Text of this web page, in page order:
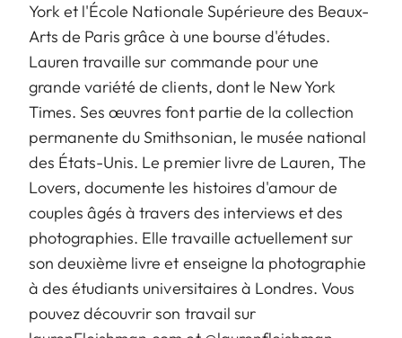
York et l'École Nationale Supérieure des Beaux-
Arts de Paris grâce à une bourse d'études.
Lauren travaille sur commande pour une
grande variété de clients, dont le New York
Times. Ses œuvres font partie de la collection
permanente du Smithsonian, le musée national
des États-Unis. Le premier livre de Lauren, The
Lovers, documente les histoires d'amour de
couples âgés à travers des interviews et des
photographies. Elle travaille actuellement sur
son deuxième livre et enseigne la photographie
à des étudiants universitaires à Londres. Vous
pouvez découvrir son travail sur